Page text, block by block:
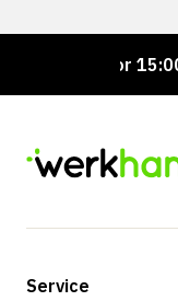
Voor 15:00
Service